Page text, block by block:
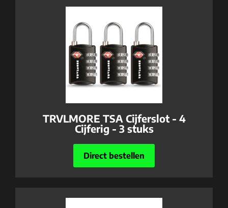
TRVLMORE TSA Cijferslot - 4
Cijferig - 3 stuks
Direct bestellen